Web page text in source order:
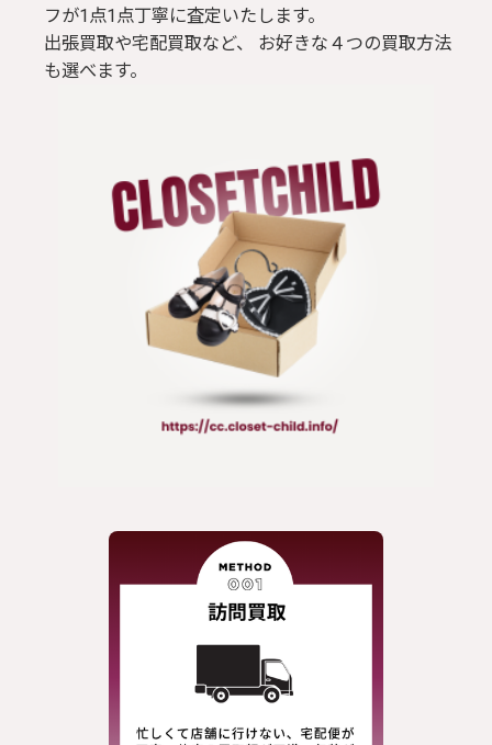
Tシャツ
パンツ
アクセサリー/小物
フが1点1点丁寧に査定いたします。
出張買取や宅配買取など、 お好きな４つの買取方法
も選べます。